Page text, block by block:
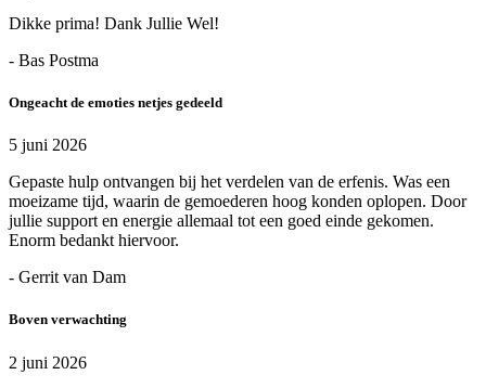
Dikke prima! Dank Jullie Wel!
- Bas Postma
Ongeacht de emoties netjes gedeeld
5 juni 2026
Gepaste hulp ontvangen bij het verdelen van de erfenis. Was een
moeizame tijd, waarin de gemoederen hoog konden oplopen. Door
jullie support en energie allemaal tot een goed einde gekomen.
Enorm bedankt hiervoor.
- Gerrit van Dam
Boven verwachting
2 juni 2026